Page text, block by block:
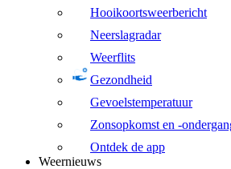
Hooikoortsweerbericht
Neerslagradar
Weerflits
Gezondheid
Gevoelstemperatuur
Zonsopkomst en -
Ontdek de app
Weernieuws